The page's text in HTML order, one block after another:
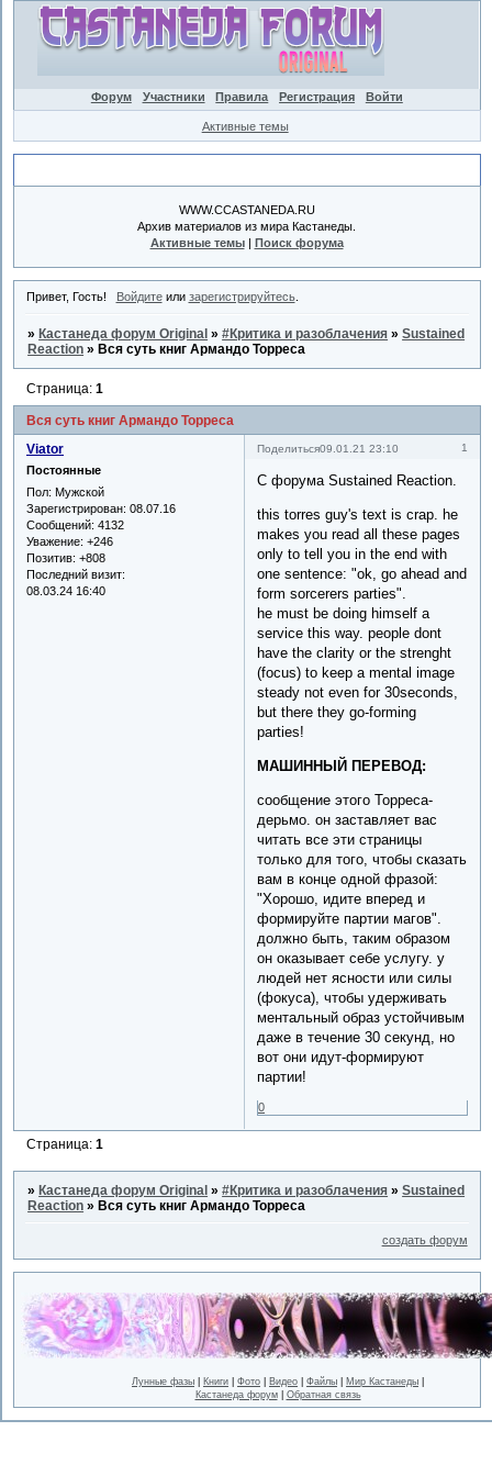
Форум Участники Правила Регистрация Войти
Активные темы
WWW.CCASTANEDA.RU
Архив материалов из мира Кастанеды.
Активные темы| Поиск форума
Привет, Гость! Войдитеили зарегистрируйтесь.
» Кастанеда форум Original »#Критика и разоблачения »Sustained
Reaction » Вся суть книг Армандо Торреса
Вся суть книг Армандо Торреса
Страница:1
Поделиться 1
09.01.21 23:10
Viator
Постоянные
Пол: Мужской
Зарегистрирован: 08.07.16
Сообщений: 4132
Уважение: +246
Позитив: +808
Последний визит:
08.03.24 16:40
С форума Sustained Reaction.
this torres guy's text is crap. he
makes you read all these pages
only to tell you in the end with
one sentence: "ok, go ahead and
form sorcerers parties".
he must be doing himself a
service this way. people dont
have the clarity or the strenght
(focus) to keep a mental image
steady not even for 30seconds,
but there they go-forming
parties!
МАШИННЫЙ ПЕРЕВОД:
сообщение этого Торреса-
дерьмо. он заставляет вас
читать все эти страницы
только для того, чтобы сказать
вам в конце одной фразой:
"Хорошо, идите вперед и
формируйте партии магов".
должно быть, таким образом
он оказывает себе услугу. у
людей нет ясности или силы
(фокуса), чтобы удерживать
ментальный образ устойчивым
даже в течение 30 секунд, но
вот они идут-формируют
партии!
0
Страница:1
»Кастанеда форум Original »#Критика и разоблачения »Sustained
Reaction »Вся суть книг Армандо Торреса
создать форум
Лунные фазы Книги Фото Видео Файлы Мир Кастанеды
Кастанеда форум| Обратная связь